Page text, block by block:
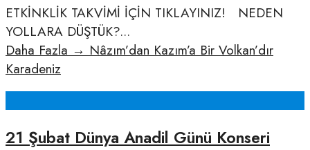
ETKİNKLİK TAKVİMİ İÇİN TIKLAYINIZ! NEDEN
YOLLARA DÜŞTÜK?...
Daha Fazla → Nâzım’dan Kazım’a Bir Volkan’dır
Karadeniz
21 Şubat Dünya Anadil Günü Konseri